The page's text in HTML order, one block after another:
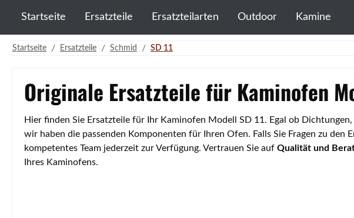
Startseite Ersatzteile Ersatzteilarten Outdoor Kamine
Startseite / Ersatzteile / Schmid / SD 11
Originale Ersatzteile für Kaminofen
Hier finden Sie Ersatzteile für Ihr Kaminofen Modell SD 11. Egal ob
wir haben die passenden Komponenten für Ihren Ofen. Falls Sie Fragen zu den
kompetentes Team jederzeit zur Verfügung. Vertrauen Sie auf Qualität und
Ihres Kaminofens.